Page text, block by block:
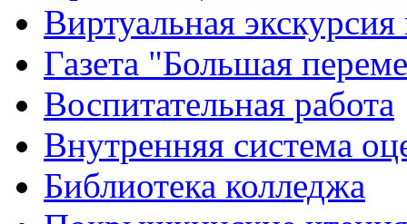
Виртуальная
Газета "Большая
Воспитательная работа
Внутренняя система
Библиотека колледжа